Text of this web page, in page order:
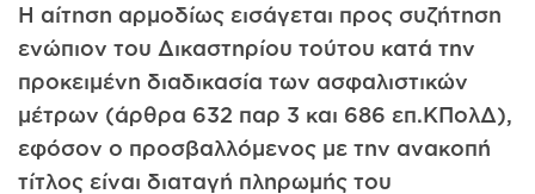
Η αίτηση αρμοδίως εισάγεται προς συζήτηση
ενώπιον του Δικαστηρίου τούτου κατά την
προκειμένη διαδικασία των ασφαλιστικών
μέτρων (άρθρα 632 παρ 3 και 686 επ.ΚΠολΔ),
εφόσον ο προσβαλλόμενος με την ανακοπή
τίτλος είναι διαταγή πληρωμής του